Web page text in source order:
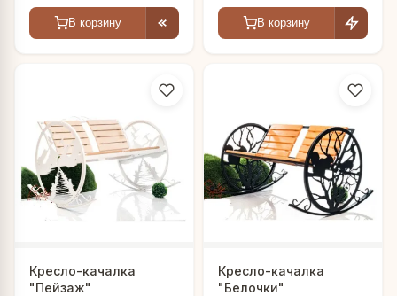
В корзину В корзину
Кресло-качалка
"Пейзаж"
Кресло-качалка
"Белочки"